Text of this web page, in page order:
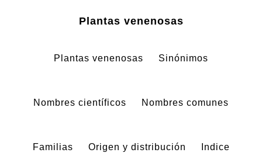
Plantas venenosas
Plantas venenosas Sinónimos
Nombres científicos Nombres comunes
Familias Origen y distribución Indice